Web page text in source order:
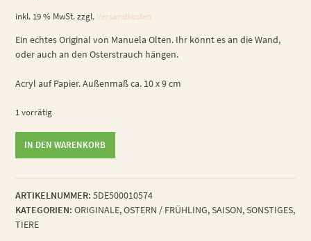
inkl. 19 % MwSt. zzgl.Versandkosten
Ein echtes Original von Manuela Olten. Ihr könnt es an die Wand,
oder auch an den Osterstrauch hängen.
Acryl auf Papier. Außenmaß ca. 10 x 9 cm
1 vorrätig
Menge
IN DEN WARENKORB
ARTIKELNUMMER: 5DE500010574
KATEGORIEN: ORIGINALE,OSTERN / FRÜHLING,SAISON,SONSTIGES,
TIERE